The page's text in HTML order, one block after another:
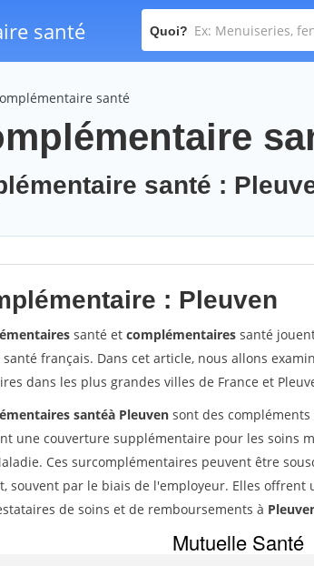
santé Quoi?
santé
santé :
: Pleuven
santé et complémentaires santé
santé français. Dans cet article, nous allons
dans les plus grandes villes de France et
santéà Pleuven sont des compléments
une couverture supplémentaire pour les soins
Ces surcomplémentaires peuvent être
souvent par le biais de l'employeur. Elles
de soins et de remboursements à